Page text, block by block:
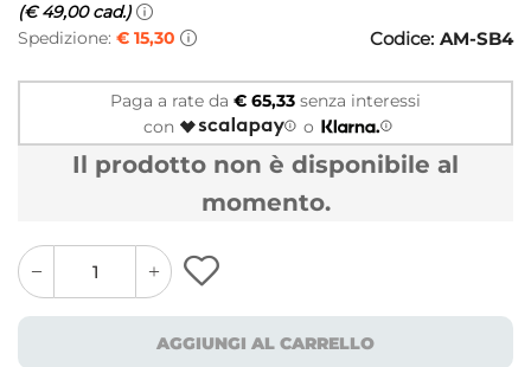
(€ 49,00 cad.)
Spedizione: € 15,30 Codice: AM-SB4
Paga a rate da € 65,33 senza interessi
con
o
Il prodotto non è disponibile al
momento.
quantity
button
quantity
minus
button
AGGIUNGI AL CARRELLO